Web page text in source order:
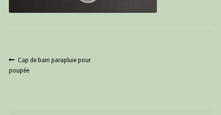
Navigation
de
Article
précédent :
Cap de bain parapluie pour
poupée